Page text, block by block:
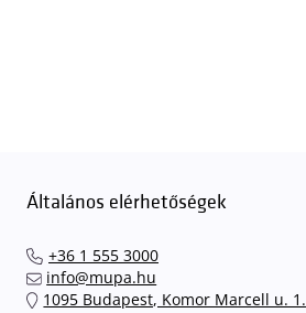
Általános elérhetőségek
+36 1 555 3000
info@mupa.hu
1095 Budapest, Komor Marcell u. 1.